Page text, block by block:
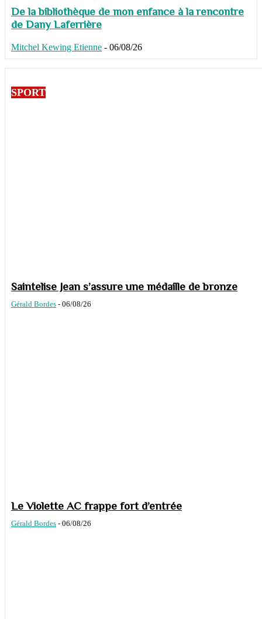
De la bibliothèque de mon enfance à la rencontre
de Dany Laferrière
Mitchel Kewing Etienne - 06/08/26
SPORT
Saintelise Jean s’assure une médaille de bronze
Gérald Bordes - 06/08/26
Le Violette AC frappe fort d’entrée
Gérald Bordes - 06/08/26